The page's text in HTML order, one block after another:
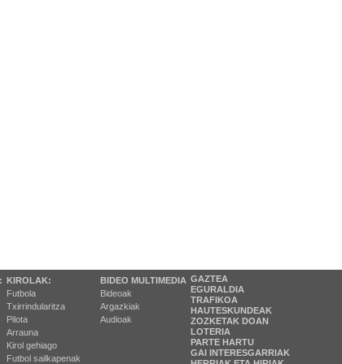
KIROLAK:
Futbola
Txirrindularitza
Pilota
Arrauna
Kirol gehiago
Futbol sailkapenak
BIDEO MULTIMEDIA
Bideoak
Argazkiak
Audioak
GAZTEA
EGURALDIA
TRAFIKOA
HAUTESKUNDEAK
ZOZKETAK DOAN
LOTERIA
PARTE HARTU
GAI INTERESGARRIAK